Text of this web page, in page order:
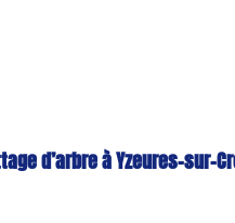
d’arbre à Yzeures-sur-